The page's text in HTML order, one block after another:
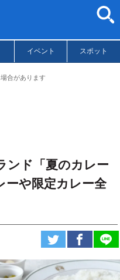
イベント スポット
合があります
ンド「夏のカレー
ーや限定カレー全